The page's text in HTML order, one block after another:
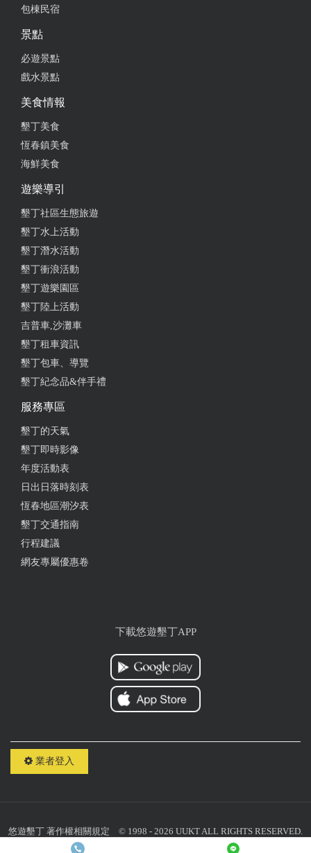
包棟民宿
景點
必遊景點
戲水景點
美食情報
墾丁美食
恆春鎮美食
海鮮美食
遊樂導引
墾丁社區生態旅遊
墾丁水上活動
墾丁潛水活動
墾丁衝浪活動
墾丁遊樂園區
墾丁陸上活動
吉普車,沙灘車
墾丁租車資訊
墾丁包車、導覽
墾丁紀念品&伴手禮
服務專區
墾丁的天氣
墾丁即時影像
年度活動表
日出日落時刻表
恆春地區潮汐表
墾丁交通指南
行程建議
網友專屬優惠卷
下載悠遊墾丁APP
業者登入
悠遊墾丁 著作權相關規定 © 1998 - 2026 UUKT ALL RIGHTS RESERVED.
聯絡我們：
統一編號：10818059